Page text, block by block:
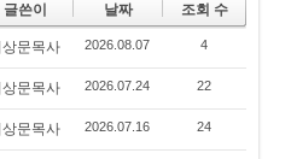
글쓴이 날짜 조회 수
상문목사 2026.08.07 4
상문목사 2026.07.24 22
상문목사 2026.07.16 24